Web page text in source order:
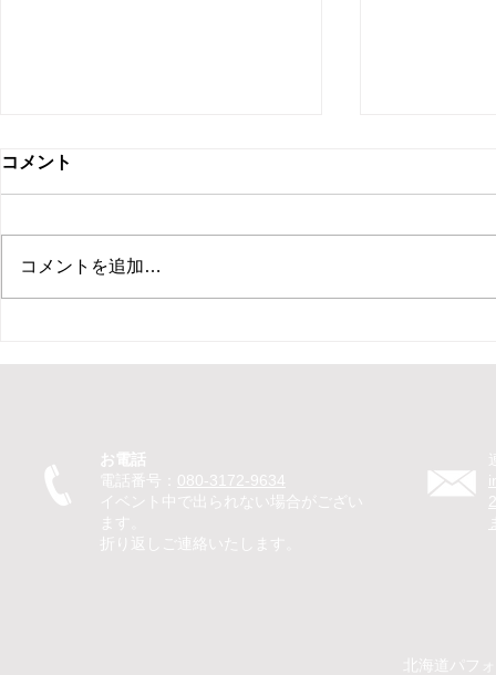
ト ピエロ】保育園イベントで
に
ント マジ
を笑顔に
コメント
コメントを追加…
お電話
電話番号： 080-3172-9634
イベント中で出られない場合がござい
ます。
折り返しご連絡いたします。
北海道パフ